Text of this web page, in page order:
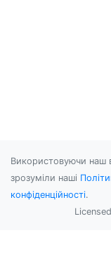
Використовуючи наш
зрозуміли наші
конфіденційності.